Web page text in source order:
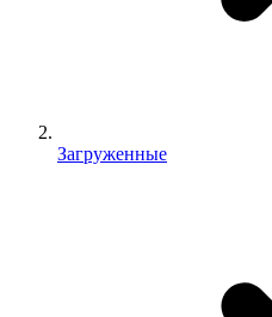
Загруженные